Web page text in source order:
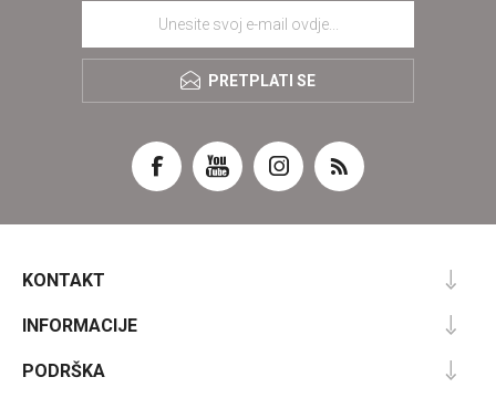
PRETPLATI SE
KONTAKT
INFORMACIJE
PODRŠKA